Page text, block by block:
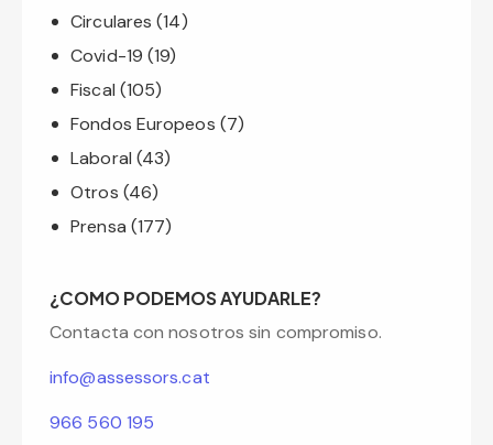
Circulares (14)
Covid-19 (19)
Fiscal (105)
Fondos Europeos (7)
Laboral (43)
Otros (46)
Prensa (177)
¿COMO PODEMOS AYUDARLE?
Contacta con nosotros sin compromiso.
info@assessors.cat
966 560 195